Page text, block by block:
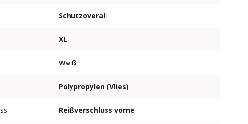
Schutzoverall
XL
Weiß
Polypropylen (Vlies)
Reißverschluss vorne